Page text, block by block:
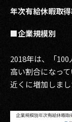
年次有給休暇取
■企業規模別
2018年は、「
高い割合になっ
近くに増加しまし